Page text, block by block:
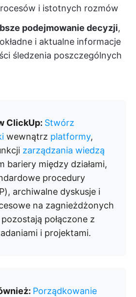
i istotnych rozmów
podejmowanie decyzji,
i aktualne informacje
śledzenia poszczególnych
ClickUp: Stwórz
wewnątrz platformy,
zarządzania wiedzą
bariery między działami,
procedury
archiwalne dyskusje i
na zagnieżdżonych
połączone z
i projektami.
Porządkowanie